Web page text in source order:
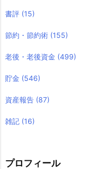
書評 (15)
節約・節約術 (155)
老後・老後資金 (499)
貯金 (546)
資産報告 (87)
雑記 (16)
プロフィール